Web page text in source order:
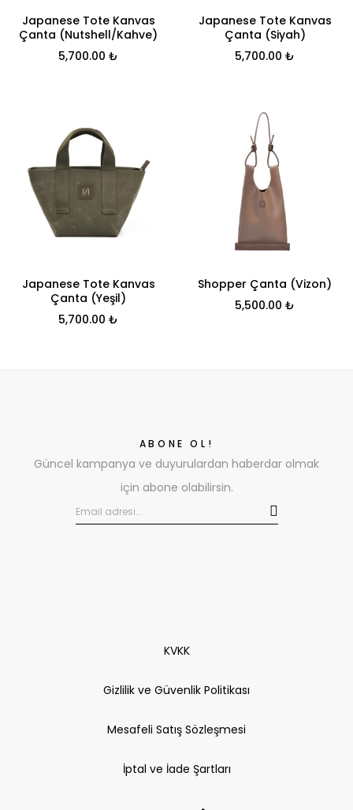
Japanese Tote Kanvas
Çanta (Nutshell/Kahve)
5,700.00 ₺
Japanese Tote Kanvas
Çanta (Siyah)
5,700.00 ₺
Japanese Tote Kanvas
Çanta (Yeşil)
5,700.00 ₺
Shopper Çanta (Vizon)
5,500.00 ₺
ABONE OL!
Güncel kampanya ve duyurulardan haberdar olmak
için abone olabilirsin.
KVKK
Gizlilik ve Güvenlik Politikası
Mesafeli Satış Sözleşmesi
İptal ve İade Şartları